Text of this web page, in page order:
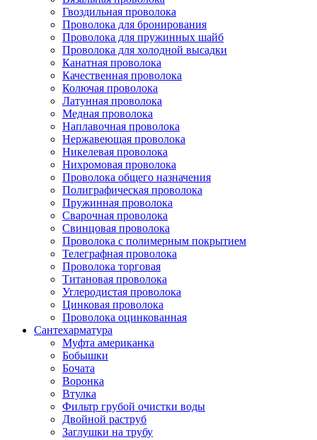
Гвоздильная проволока
Проволока для бронирования
Проволока для пружинных шайб
Проволока для холодной высадки
Канатная проволока
Качественная проволока
Колючая проволока
Латунная проволока
Медная проволока
Наплавочная проволока
Нержавеющая проволока
Никелевая проволока
Нихромовая проволока
Проволока общего назначения
Полиграфическая проволока
Пружинная проволока
Сварочная проволока
Свинцовая проволока
Проволока с полимерным покрытием
Телеграфная проволока
Проволока торговая
Титановая проволока
Углеродистая проволока
Цинковая проволока
Проволока оцинкованная
Сантехарматура
Муфта американка
Бобышки
Бочата
Воронка
Втулка
Фильтр грубой очистки воды
Двойной раструб
Заглушки на трубу